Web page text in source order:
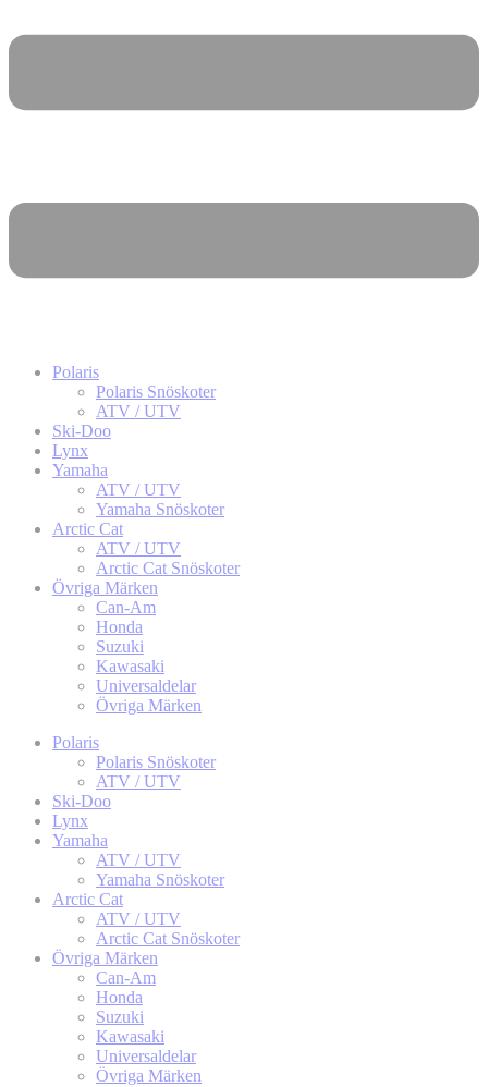
Polaris
Polaris Snöskoter
ATV / UTV
Ski-Doo
Lynx
Yamaha
ATV / UTV
Yamaha Snöskoter
Arctic Cat
ATV / UTV
Arctic Cat Snöskoter
Övriga Märken
Can-Am
Honda
Suzuki
Kawasaki
Universaldelar
Övriga Märken
Polaris
Polaris Snöskoter
ATV / UTV
Ski-Doo
Lynx
Yamaha
ATV / UTV
Yamaha Snöskoter
Arctic Cat
ATV / UTV
Arctic Cat Snöskoter
Övriga Märken
Can-Am
Honda
Suzuki
Kawasaki
Universaldelar
Övriga Märken